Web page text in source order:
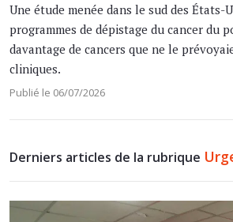
Une étude menée dans le sud des États-
programmes de dépistage du cancer du
davantage de cancers que ne le
cliniques.
Publié le 06/07/2026
Derniers articles de la rubrique